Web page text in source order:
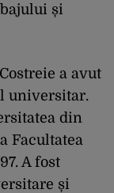
și
a avut
universitar.
din
Facultatea
A fost
și